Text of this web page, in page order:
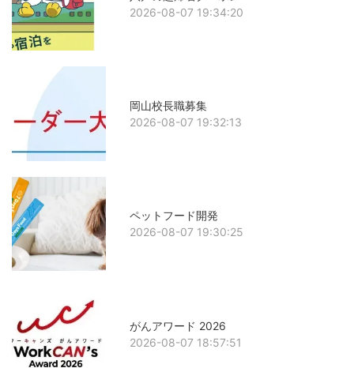
2026-08-07 19:34:20
岡山校長職募集
2026-08-07 19:32:13
ペットフード開発
2026-08-07 19:30:25
がんアワード 2026
2026-08-07 18:57:51